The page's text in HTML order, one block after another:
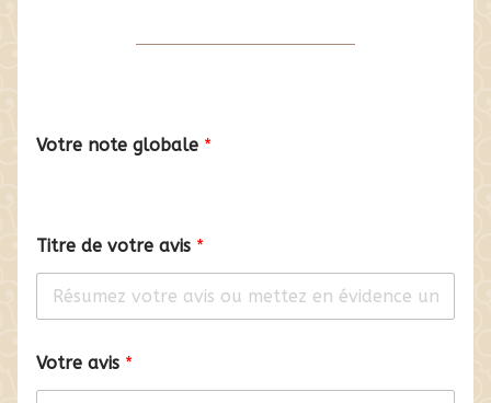
Votre note globale
Titre de votre avis
Votre avis